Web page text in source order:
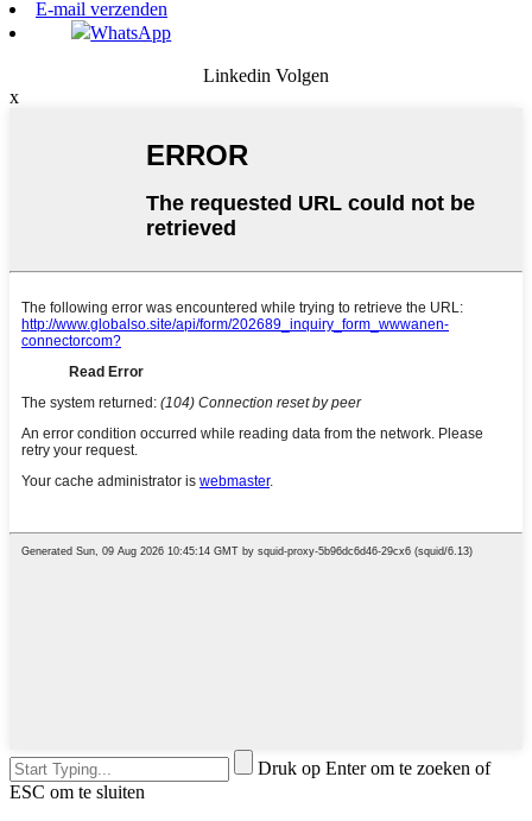
E-mail verzenden
WhatsApp
Linkedin Volgen
x
Druk op Enter om te zoeken of
ESC om te sluiten